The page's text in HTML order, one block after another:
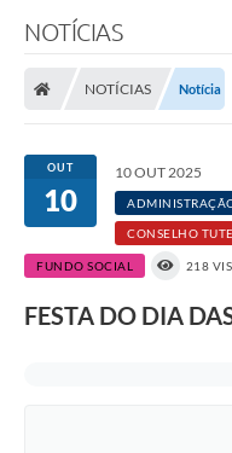
NOTÍCIAS
NOTÍCIAS Notícia
OUT
10
10 OUT 2025
CONSELHO
FUNDO SOCIAL 218
FESTA DO DIA